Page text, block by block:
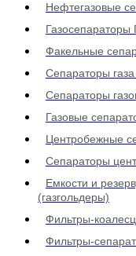
Нефтегазовые
Газосепараторы
Факельные
Сепараторы
Сепараторы
Газовые
Центробежные
Сепараторы
Емкости и
(газгольдеры)
Фильтры-
Фильтры-